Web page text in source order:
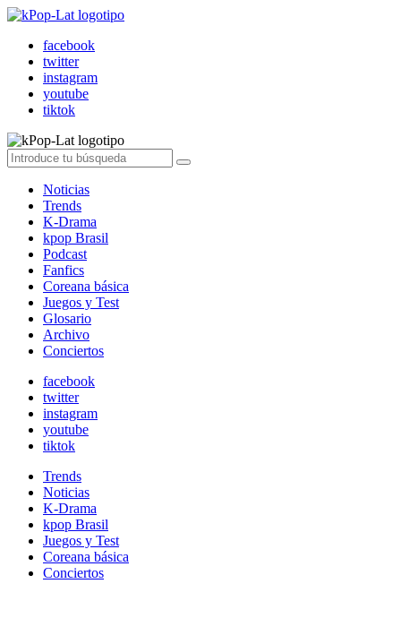
facebook
twitter
instagram
youtube
tiktok
Noticias
Trends
K-Drama
kpop Brasil
Podcast
Fanfics
Coreana básica
Juegos y Test
Glosario
Archivo
Conciertos
facebook
twitter
instagram
youtube
tiktok
Trends
Noticias
K-Drama
kpop Brasil
Juegos y Test
Coreana básica
Conciertos